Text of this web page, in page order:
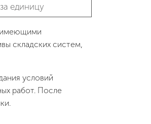
единицу
имеющими
складских систем,
условий
работ. После